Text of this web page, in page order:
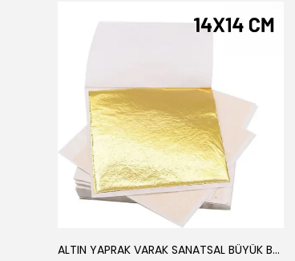
ALTIN YAPRAK VARAK SANATSAL BÜYÜK BOY FOLYO EPOKSİ REÇİNE NAİL ART 16 ADET 14X14 CM ALTIN RENK